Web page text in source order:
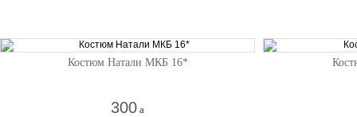
Костюм Натали МКБ 16*
300 a